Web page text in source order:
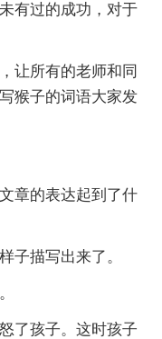
有过的成功，对于
所有的老师和同
猴子的词语大家发
章的表达起到了什
描写出来了。
了孩子。这时孩子